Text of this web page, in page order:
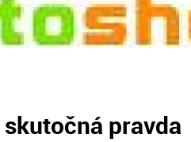
pravda